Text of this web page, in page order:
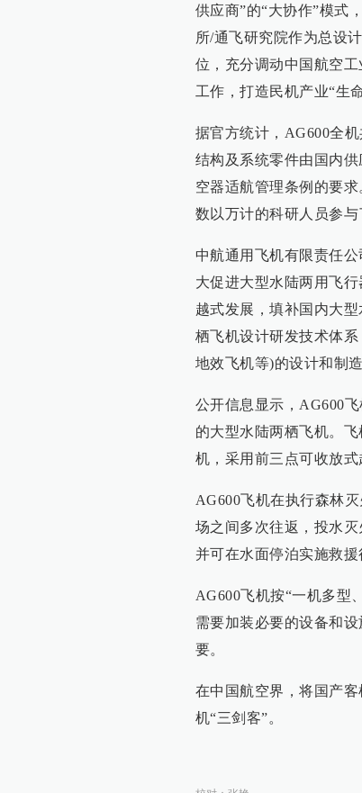
供应商”的“大协作”模式
所/通飞研究院作为总设
位，充分调动中国航空
工作，打造民机产业“生
据官方统计，AG600全
结构及系统零件由国内
空器适航管理条例的要
数以万计的科研人员参与
中航通用飞机有限责任
大促进大型水陆两用飞
越式发展，填补国内大
栖飞机设计研发技术体
地效飞机等)的设计和制
公开信息显示，AG600
的大型水陆两栖飞机。
机，采用前三点可收放式
AG600飞机在执行森林
场之间多次往返，投水
并可在水面停泊实施救
AG600飞机按“一机多型
需要加装必要的设备和
要。
在中国航空界，将国产
机“三剑客”。